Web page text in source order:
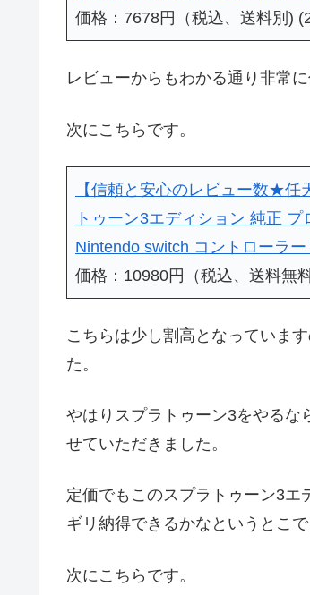
価格：7678円（税込、送料別)
レビューからもわかる通り非常
次にこちらです。
【信頼と安心のレビュー数★任
トゥーン3エディション 純正
Nintendo switch コントローラ
価格：10980円（税込、送料無
こちらは少し割高となっていま
た。
やはりスプラトゥーン3をやるな
せていただきました。
定価でもこのスプラトゥーン3エ
ギリ納得できるかなというとこで
次にこちらです。